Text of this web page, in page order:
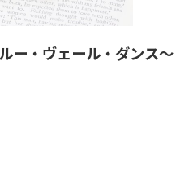
ー・ヴェール・ダンス〜